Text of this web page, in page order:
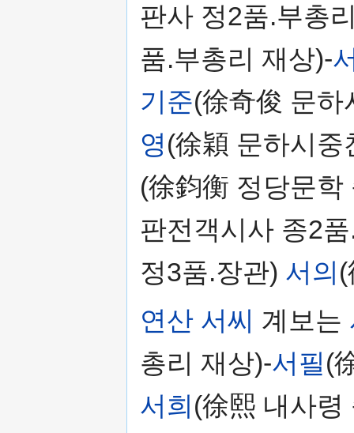
판사 정2품.부총
품.부총리 재상)-
기준(徐奇俊 문하
영(徐穎 문하시
(徐鈞衡 정당문
판전객시사 종2
정3품.장관) 서의
연산 서씨 계보는
총리 재상)-서필(
서희 (徐熙 내사령